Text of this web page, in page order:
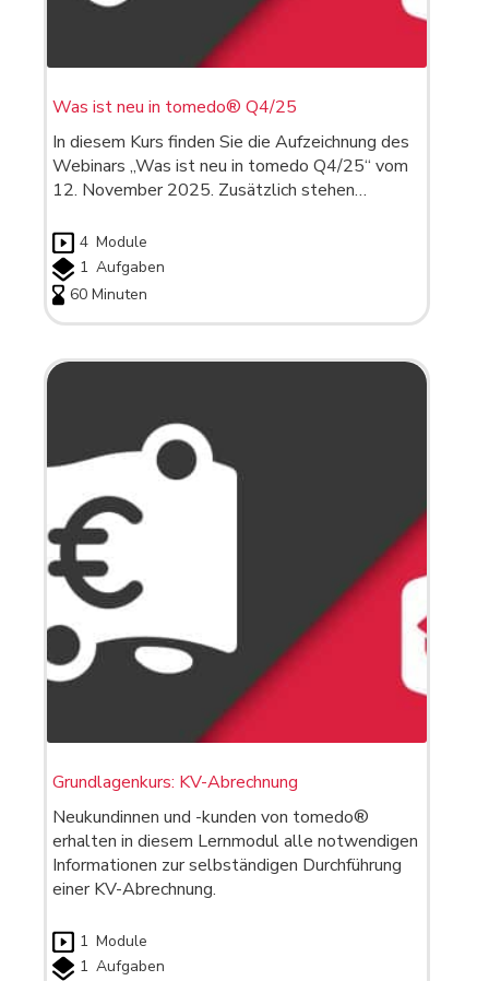
Was ist neu in tomedo® Q4/25
In diesem Kurs finden Sie die Aufzeichnung des
Webinars „Was ist neu in tomedo Q4/25“ vom
12. November 2025. Zusätzlich stehen…
4 Module
1 Aufgaben
60 Minuten
Grundlagenkurs: KV-Abrechnung
Neukundinnen und -kunden von tomedo®
erhalten in diesem Lernmodul alle notwendigen
Informationen zur selbständigen Durchführung
einer KV-Abrechnung.
1 Module
1 Aufgaben